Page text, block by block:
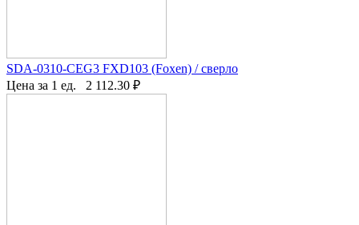
SDA-0310-CEG3 FXD103 (Foxen) / сверло
Цена за 1 ед.
2 112.30 ₽